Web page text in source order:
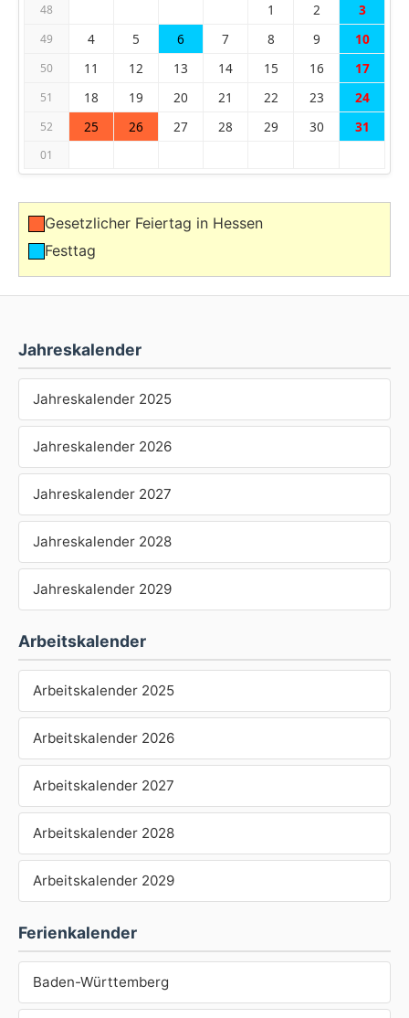
Jahreskalender
Jahreskalender 2025
Jahreskalender 2026
Jahreskalender 2027
Jahreskalender 2028
Jahreskalender 2029
Arbeitskalender
Arbeitskalender 2025
Arbeitskalender 2026
Arbeitskalender 2027
Arbeitskalender 2028
Arbeitskalender 2029
Ferienkalender
Baden-Württemberg
48 1 2 3
49 4 5 6 7 8 9 10
50 11 12 13 14 15 16 17
51 18 19 20 21 22 23 24
52 25 26 27 28 29 30 31
01
Gesetzlicher Feiertag in Hessen
Festtag